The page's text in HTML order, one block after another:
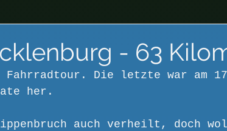
- 63
Fahrradtour. Die letzte war am
her.
auch verheilt, doch